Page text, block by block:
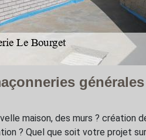
générales
maison, des murs ? création
? Quel que soit votre projet